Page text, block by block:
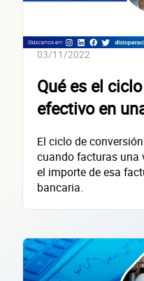
03/11/2022
Qué es el
efectivo en
El ciclo de
cuando facturas una
el importe de esa
bancaria.
Sitio electrónico
Razón social